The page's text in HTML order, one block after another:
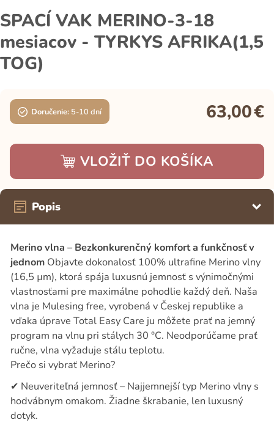
SPACÍ VAK MERINO-3-18
mesiacov - TYRKYS AFRIKA(1,5
TOG)
Doručenie: 5-10 dní 63,00€
VLOŽIŤ DO KOŠÍKA
Popis
Merino vlna – Bezkonkurenčný komfort a funkčnosť v
jednom Objavte dokonalosť 100% ultrafine Merino vlny
(16,5 µm), ktorá spája luxusnú jemnosť s výnimočnými
vlastnosťami pre maximálne pohodlie každý deň. Naša
vlna je Mulesing free, vyrobená v Českej republike a
vďaka úprave Total Easy Care ju môžete prať na jemný
program na vlnu pri stálych 30 °C. Neodporúčame prať
ručne, vlna vyžaduje stálu teplotu.
Prečo si vybrať Merino?
✔ Neuveriteľná jemnosť – Najjemnejší typ Merino vlny s
hodvábnym omakom. Žiadne škrabanie, len luxusný
dotyk.